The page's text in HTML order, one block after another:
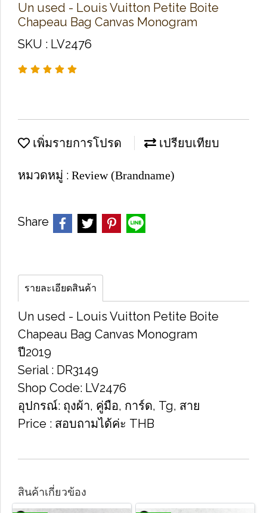
Un used​ -​ Louis Vuitton​ Petite​ Boite
Chapeau Bag Canvas Monogram
SKU : LV2476
เพิ่มรายการโปรด เปรียบเทียบ
หมวดหมู่ : Review (Brandname)
Share
รายละเอียดสินค้า
Un used​ -​ Louis Vuitton​ Petite​ Boite
Chapeau Bag Canvas Monogram
ปี2019
Serial​ : DR3149
Shop Code​: LV2476
อุปกรณ์​: ถุง​ผ้า, คู่มือ, การ์ด, Tg, สาย
Price : สอ​บถามได้ค่ะ​ THB
สินค้าเกี่ยวข้อง